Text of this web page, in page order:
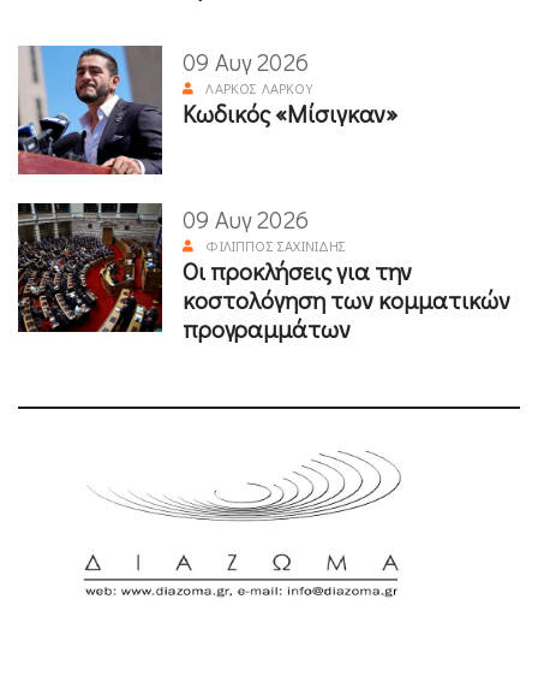
09 Αυγ 2026
ΛΆΡΚΟΣ ΛΆΡΚΟΥ
Κωδικός «Μίσιγκαν»
09 Αυγ 2026
ΦΊΛΙΠΠΟΣ ΣΑΧΙΝΊΔΗΣ
Οι προκλήσεις για την
κοστολόγηση των κομματικών
προγραμμάτων